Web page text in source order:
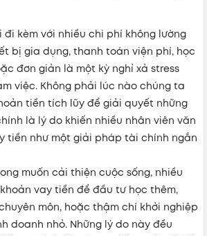
đi kèm với nhiều chi phí không lường
bị gia dụng, thanh toán viện phí, học
đơn giản là một kỳ nghỉ xả stress
việc. Không phải lúc nào chúng ta
tiền tích lũy để giải quyết những
là lý do khiến nhiều nhân viên văn
tiền như một giải pháp tài chính ngắn
muốn cải thiện cuộc sống, nhiều
vay tiền để đầu tư học thêm,
môn, hoặc thậm chí khởi nghiệp
doanh nhỏ. Những lý do này đều